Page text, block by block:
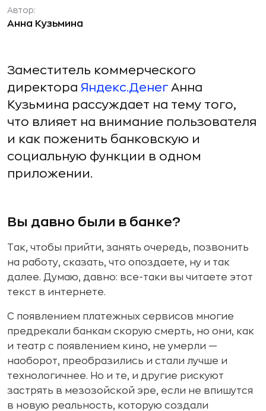
Автор:
Анна Кузьмина
Заместитель коммерческого
директора Яндекс.Денег Анна
Кузьмина рассуждает на тему того,
что влияет на внимание пользователя
и как поженить банковскую и
социальную функции в одном
приложении.
Вы давно были в банке?
Так, чтобы прийти, занять очередь, позвонить
на работу, сказать, что опоздаете, ну и так
далее. Думаю, давно: все-таки вы читаете этот
текст в интернете.
С появлением платежных сервисов многие
предрекали банкам скорую смерть, но они, как
и театр с появлением кино, не умерли —
наоборот, преобразились и стали лучше и
технологичнее. Но и те, и другие рискуют
застрять в мезозойской эре, если не впишутся
в новую реальность, которую создали